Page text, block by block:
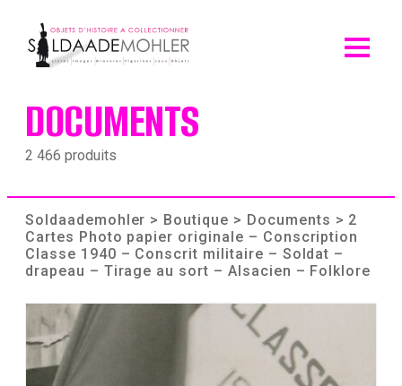
content
DOCUMENTS
2 466 produits
Soldaademohler > Boutique > Documents > 2
Cartes Photo papier originale – Conscription
Classe 1940 – Conscrit militaire – Soldat –
drapeau – Tirage au sort – Alsacien – Folklore